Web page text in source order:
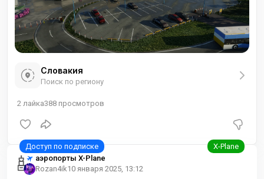
Словакия
Поиск по региону
2 лайка388 просмотров
аэропорты X-Plane
Rozan4ik10 января 2025, 13:12